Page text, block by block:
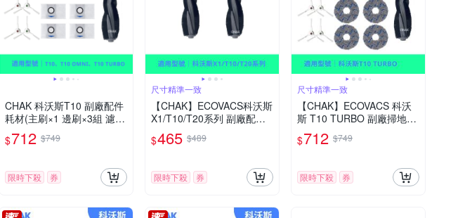
CHAK 科沃斯T10 副廠配件
耗材(主刷×1 邊刷×3組 濾網
×3 集塵袋x4)
$712 $749
限時下殺 券
尺寸精準一致
【CHAK】ECOVACS科沃斯
X1/T10/T20系列 副廠配件
耗材超值組(主刷2入組)
$465 $489
限時下殺 券
尺寸精準一致
【CHAK】ECOVACS 科沃
斯 T10 TURBO 副廠掃地機
配件耗材超值組(主刷×1 邊
刷×3組 濾網×3 圓拖布x2組)
$712 $749
限時下殺 券